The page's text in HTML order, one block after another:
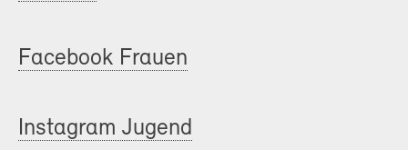
Facebook Frauen
Instagram Jugend